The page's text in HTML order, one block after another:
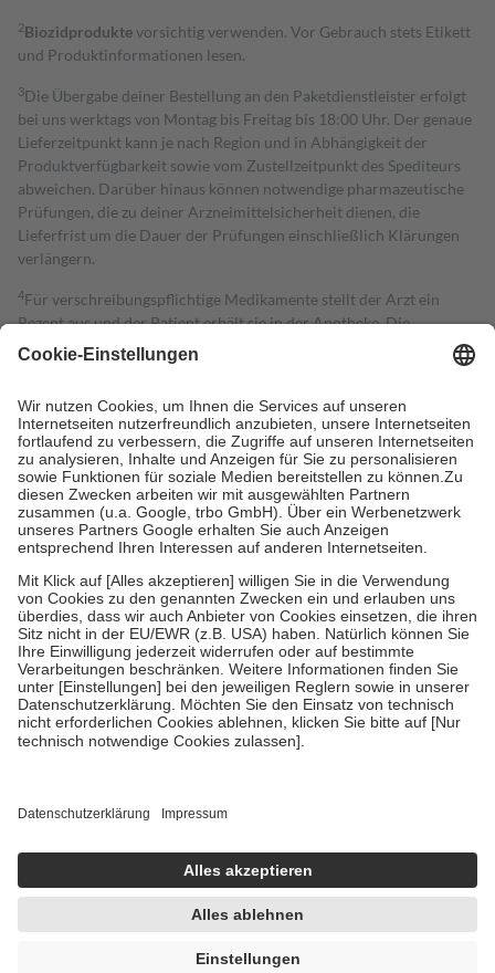
2Biozidproduktevorsichtig verwenden. Vor Gebrauch stets Etikett
und Produktinformationen lesen.
3Die Übergabe deiner Bestellung an den Paketdienstleister erfolgt
bei uns werktags von Montag bis Freitag bis 18:00 Uhr. Der genaue
Lieferzeitpunkt kann je nach Region und in Abhängigkeit der
Produktverfügbarkeit sowie vom Zustellzeitpunkt des Spediteurs
abweichen. Darüber hinaus können notwendige pharmazeutische
Prüfungen, die zu deiner Arzneimittelsicherheit dienen, die
Lieferfrist um die Dauer der Prüfungen einschließlich Klärungen
verlängern.
4Für verschreibungspflichtige Medikamente stellt der Arzt ein
Rezept aus und der Patient erhält sie in der Apotheke. Die
gesetzliche Krankenversicherung übernimmt in der Regel die
Kosten dafür, der Versicherte trägt einen Teil davon als Zuzahlung
Grundsätzlich leisten Mitglieder Zuzahlungen in Höhe von zehn
Prozent des Abgabepreises,mindestens jedochfünf Euround
höchstens zehn Euro.Es sind jedoch nie mehr als die tatsächlichen
Kosten der Leistung zu entrichten.
Diese Regeln gelten grundsätzlich auch für Online-Apotheken.
Bei Heilmitteln und häuslicher Krankenpflege beträgt die
Zuzahlung zehn Prozent der Kosten sowie zehn Euro je
Verordnung.
Um das Engagement der Versicherten für ihre eigene Gesundheit zu
stärken und die besondere Stellung der Familie zu unterstützen,
fallenkeine Zuzahlungenan bei:
• Kindern und Jugendlichen bis zum vollendeten 18. Lebensjahr
mit Ausnahme der Fahrkosten
• Untersuchungen zur Vorsorge und Früherkennung, die von der
GKV getragen werden
Einholung von Bewertungen. Trusted Shops hat Maßnahmen
getroffen, um sicherzustellen, dass es sich um echte Bewertungen
handelt. Mehr Informationen findest du hier:
https://help.etrusted.com/hc/de/articles/4419944605341